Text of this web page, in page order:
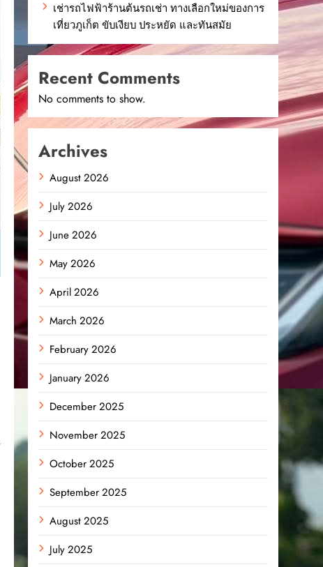
เช่ารถไฟฟ้าร้านต้นรถเช่า ทางเลือกใหม่ของการ
เที่ยวภูเก็ต ขับเงียบ ประหยัด และทันสมัย
Recent Comments
No comments to show.
Archives
August 2026
July 2026
June 2026
May 2026
April 2026
March 2026
February 2026
January 2026
December 2025
November 2025
October 2025
September 2025
August 2025
July 2025